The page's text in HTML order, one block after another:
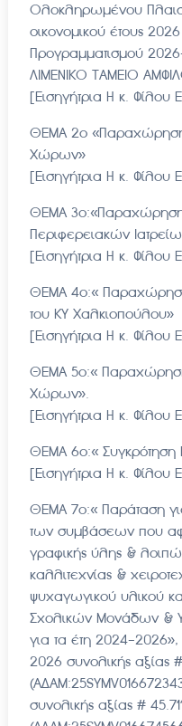
Ολοκληρωμένου
οικονομικού έτους
Προγραμματισμού
ΛΙΜΕΝΙΚΟ ΤΑΜΕΙΟ
[Εισηγήτρια Η κ. Φίλου
ΘΕΜΑ 2ο
Χώρων»
[Εισηγήτρια Η κ. Φίλου
ΘΕΜΑ
Περιφερειακών
[Εισηγήτρια Η κ. Φίλου
ΘΕΜΑ 4ο:«
του ΚΥ Χαλκιοπούλου»
[Εισηγήτρια Η κ. Φίλου
ΘΕΜΑ 5ο:«
Χώρων».
[Εισηγήτρια Η κ. Φίλου
ΘΕΜΑ 6ο:« Συγκρότηση
[Εισηγήτρια Η κ. Φίλου
ΘΕΜΑ 7ο:« Παράταση
των συμβάσεων που
γραφικής ύλης &
καλλιτεχνίας &
ψυχαγωγικού υλικού
Σχολικών Μονάδων &
για τα έτη 2024-
2026 συνολικής αξίας
συνολικής αξίας #